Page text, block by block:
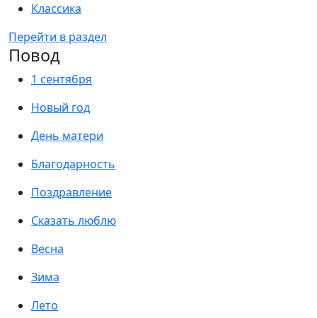
Классика
Перейти в раздел
Повод
1 сентября
Новый год
День матери
Благодарность
Поздравление
Сказать люблю
Весна
Зима
Лето